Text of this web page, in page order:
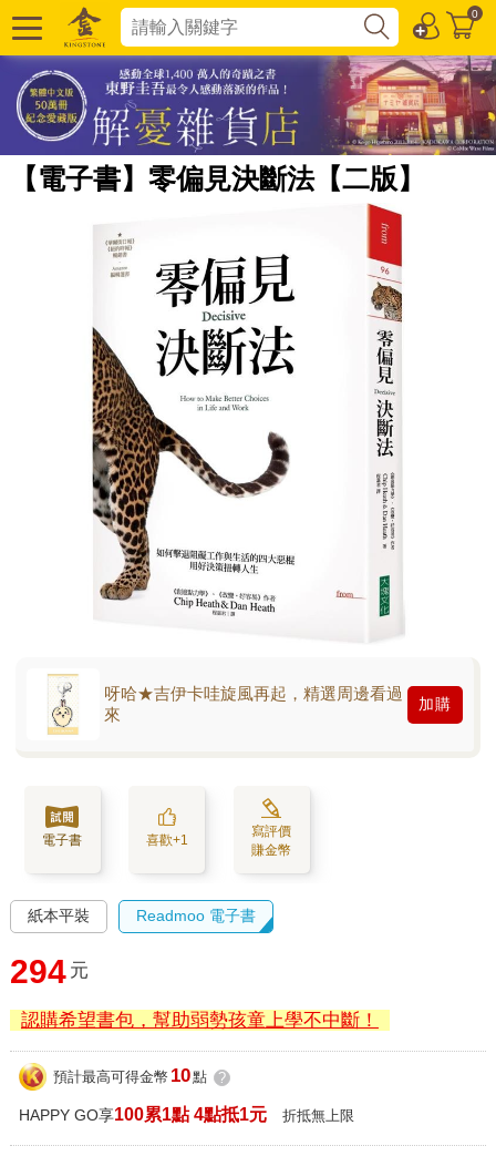
0
【電子書】零偏見決斷法【二版】
呀哈★吉伊卡哇旋風再起，精選周邊看過
來
加購
電子書 喜歡+1
寫評價
賺金幣
紙本平裝 Readmoo 電子書
294 元
認購希望書包，幫助弱勢孩童上學不中斷！
預計最高可得金幣 10點 ?
HAPPY GO享100累1點 4點抵1元 折抵無上限